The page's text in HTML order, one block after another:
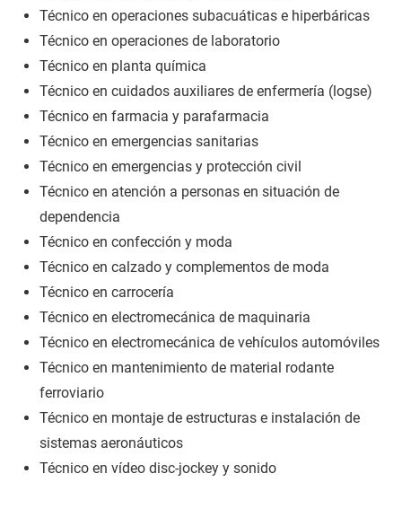
Técnico en operaciones subacuáticas e hiperbáricas
Técnico en operaciones de laboratorio
Técnico en planta química
Técnico en cuidados auxiliares de enfermería (logse)
Técnico en farmacia y parafarmacia
Técnico en emergencias sanitarias
Técnico en emergencias y protección civil
Técnico en atención a personas en situación de
dependencia
Técnico en confección y moda
Técnico en calzado y complementos de moda
Técnico en carrocería
Técnico en electromecánica de maquinaria
Técnico en electromecánica de vehículos automóviles
Técnico en mantenimiento de material rodante
ferroviario
Técnico en montaje de estructuras e instalación de
sistemas aeronáuticos
Técnico en vídeo disc-jockey y sonido